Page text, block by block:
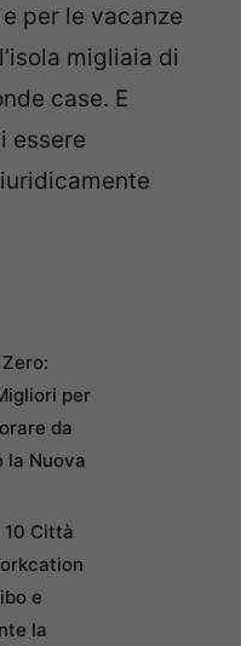
per le vacanze
migliaia di
case. E
essere
per
da
la Nuova
10 Città
e
la